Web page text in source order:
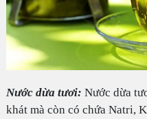
Nước dừa tươi: Nước dừa
khát mà còn có chứa Natri,